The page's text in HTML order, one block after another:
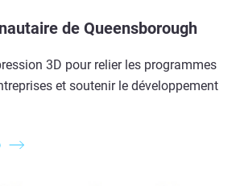
de Queensborough
3D pour relier les programmes
et soutenir le développement